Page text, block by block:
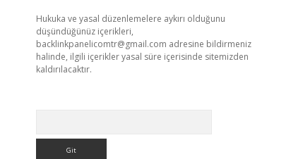
Hukuka ve yasal düzenlemelere aykırı olduğunu
düşündüğünüz içerikleri,
backlinkpanelicomtr@gmail.com adresine bildirmeniz
halinde, ilgili içerikler yasal süre içerisinde sitemizden
kaldırılacaktır.